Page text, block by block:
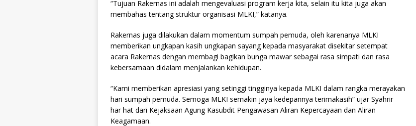
“Tujuan Rakernas ini adalah mengevaluasi program kerja kita, selain itu kita juga akan
membahas tentang struktur organisasi MLKI,” katanya.
Rakernas juga dilakukan dalam momentum sumpah pemuda, oleh karenanya MLKI
memberikan ungkapan kasih ungkapan sayang kepada masyarakat disekitar setempat
acara Rakernas dengan membagi bagikan bunga mawar sebagai rasa simpati dan rasa
kebersamaan didalam menjalankan kehidupan.
“Kami memberikan apresiasi yang setinggi tingginya kepada MLKI dalam rangka merayakan
hari sumpah pemuda. Semoga MLKI semakin jaya kedepannya terimakasih” ujar Syahrir
har hat dari Kejaksaan Agung Kasubdit Pengawasan Aliran Kepercayaan dan Aliran
Keagamaan.